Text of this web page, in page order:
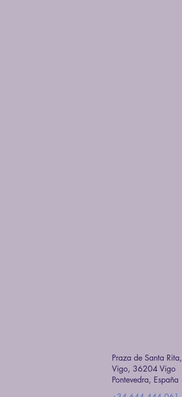
Praza de Santa Rita,
Vigo, 36204 Vigo
Pontevedra, España